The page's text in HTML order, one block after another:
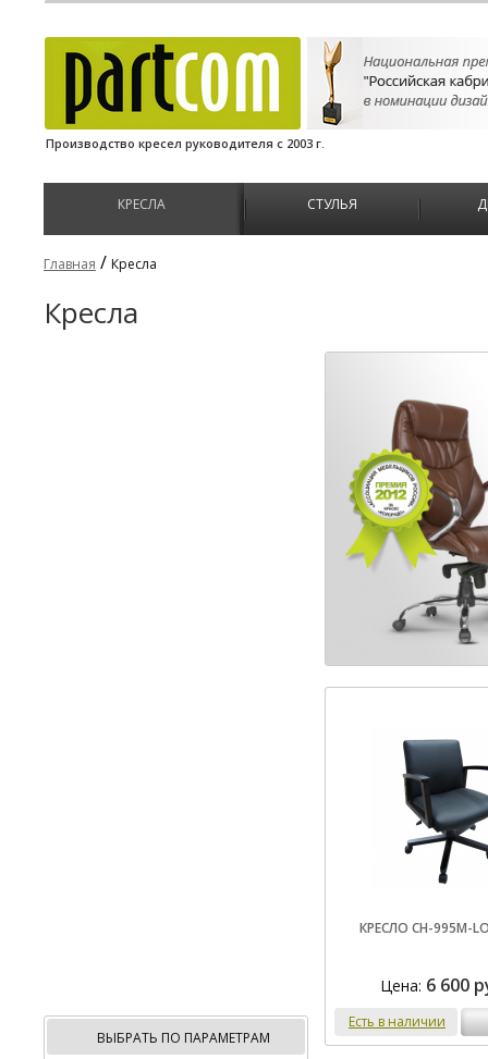
Производство кресел руководителя с 2003 г.
КРЕСЛА СТУЛЬЯ
Главная / Кресла
Кресла
ВЫБРАТЬ ПО ПАРАМЕТРАМ
КРЕСЛО CH-995M-
Цена: 6 600
Есть в наличии